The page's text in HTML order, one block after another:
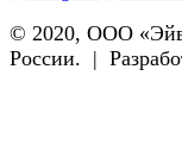
© 2020, ООО
России. |